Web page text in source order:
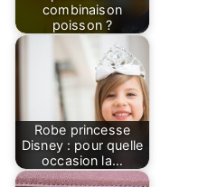
combinaison
poisson ?
Robe princesse
Disney : pour quelle
occasion la…